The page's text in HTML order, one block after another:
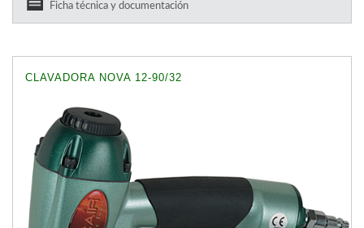
Ficha técnica y documentación
CLAVADORA NOVA 12-90/32